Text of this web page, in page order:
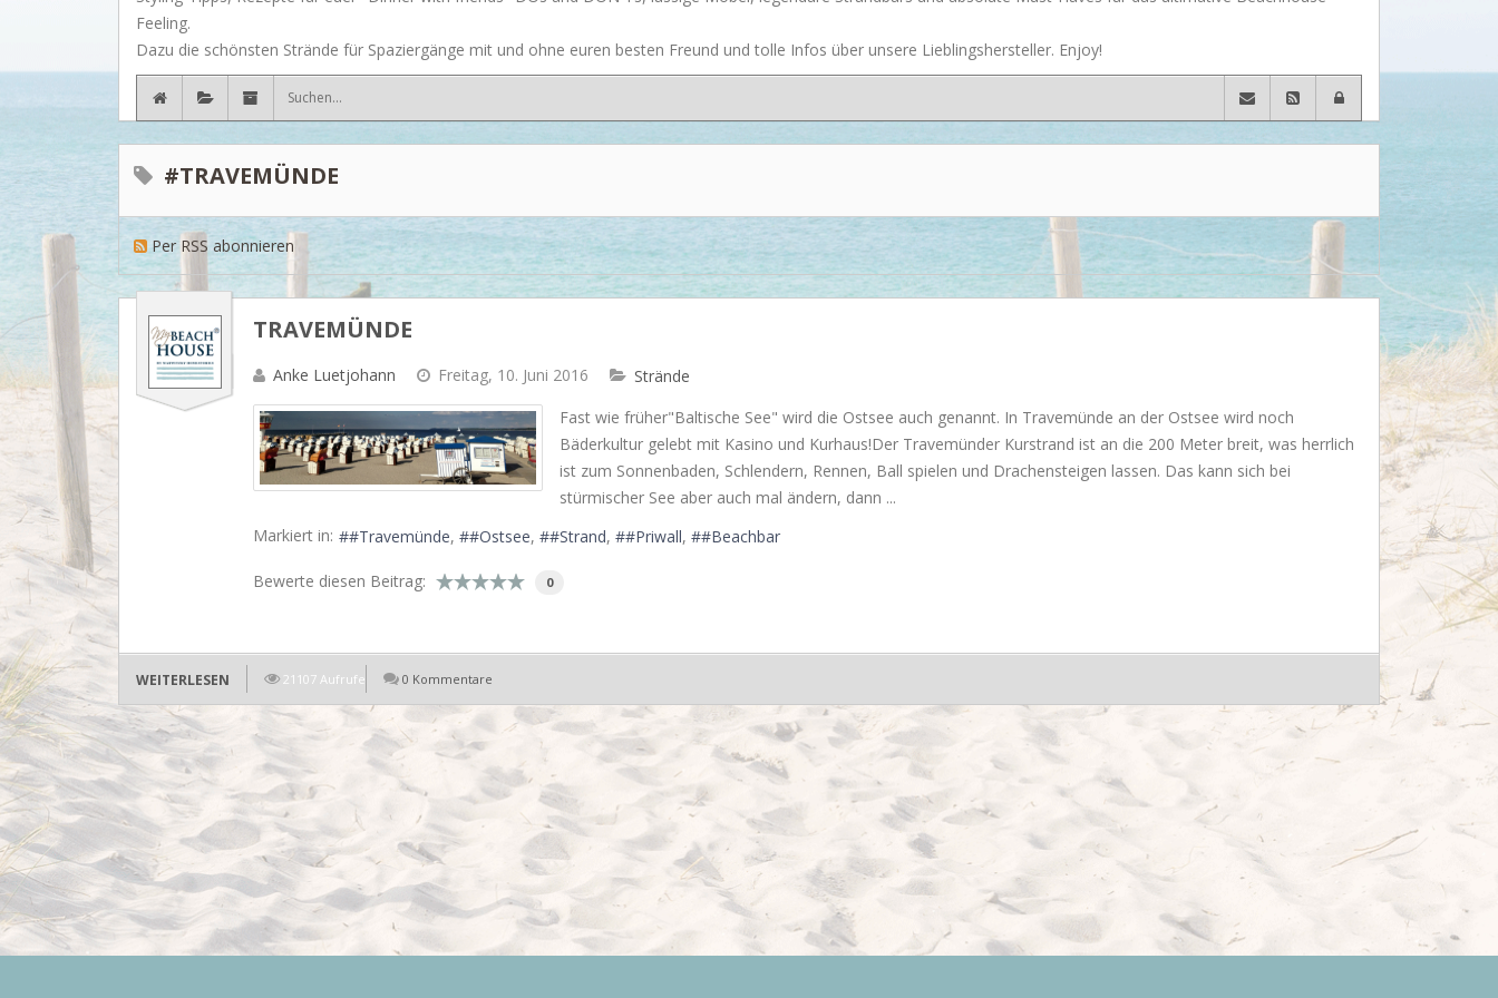
Ilse Jacobsen
Behind the scenes...
Events
Must have
Strände
Feeling.
Dazu die schönsten Strände für Spaziergänge mit und ohne euren besten Freund und tolle Infos über unsere Lieblingshersteller. Enjoy!
#TRAVEMÜNDE
Per RSS abonnieren
TRAVEMÜNDE
Anke Luetjohann Freitag, 10. Juni 2016
Strände
Fast wie früher"Baltische See" wird die Ostsee auch genannt. In Travemünde an der Ostsee wird noch
Bäderkultur gelebt mit Kasino und Kurhaus!Der Travemünder Kurstrand ist an die 200 Meter breit, was herrlich
ist zum Sonnenbaden, Schlendern, Rennen, Ball spielen und Drachensteigen lassen. Das kann sich bei
stürmischer See aber auch mal ändern, dann ...
Markiert in:
#Travemünde #Ostsee #Strand #Priwall #Beachbar
Bewerte diesen Beitrag: 0
WEITERLESEN 21107 Aufrufe 0 Kommentare